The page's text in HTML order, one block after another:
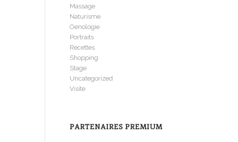
Massage
Naturisme
Oenologie
Portraits
Recettes
Shopping
Stage
Uncategorized
Visite
PARTENAIRES PREMIUM